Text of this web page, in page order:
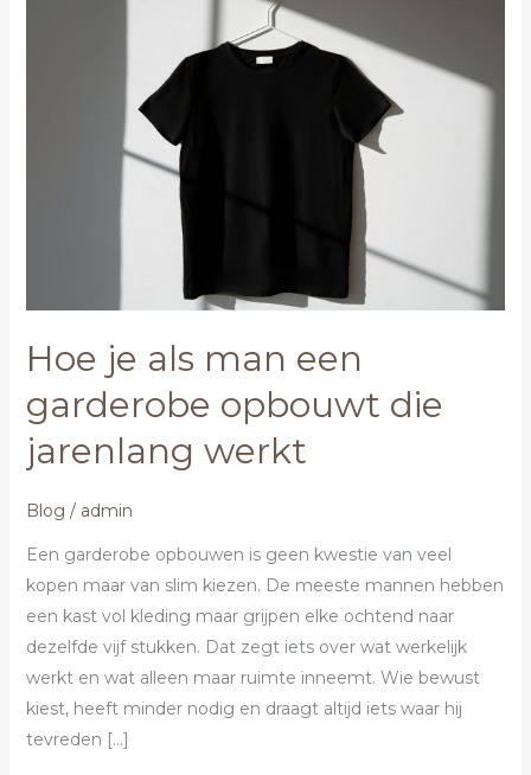
Hoe je als man een
garderobe opbouwt die
jarenlang werkt
Blog / admin
Een garderobe opbouwen is geen kwestie van veel
kopen maar van slim kiezen. De meeste mannen hebben
een kast vol kleding maar grijpen elke ochtend naar
dezelfde vijf stukken. Dat zegt iets over wat werkelijk
werkt en wat alleen maar ruimte inneemt. Wie bewust
kiest, heeft minder nodig en draagt altijd iets waar hij
tevreden […]